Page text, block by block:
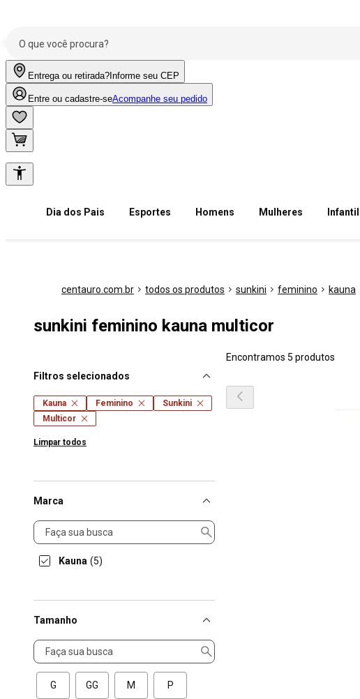
Entrega ou retirada? Informe seu CEP
Entre ou cadastre-seAcompanhe seu pedido
Dia dos Pais Esportes Homens Mulheres Infantil
centauro.com.br todos os produtos sunkini feminino kauna
sunkini feminino kauna multicor
Filtros selecionados
Kauna Feminino
Sunkini
Multicor
Limpar todos
Marca
Marca
Kauna (5)
Tamanho
Tamanho
G GG M P
Encontramos 5 produtos